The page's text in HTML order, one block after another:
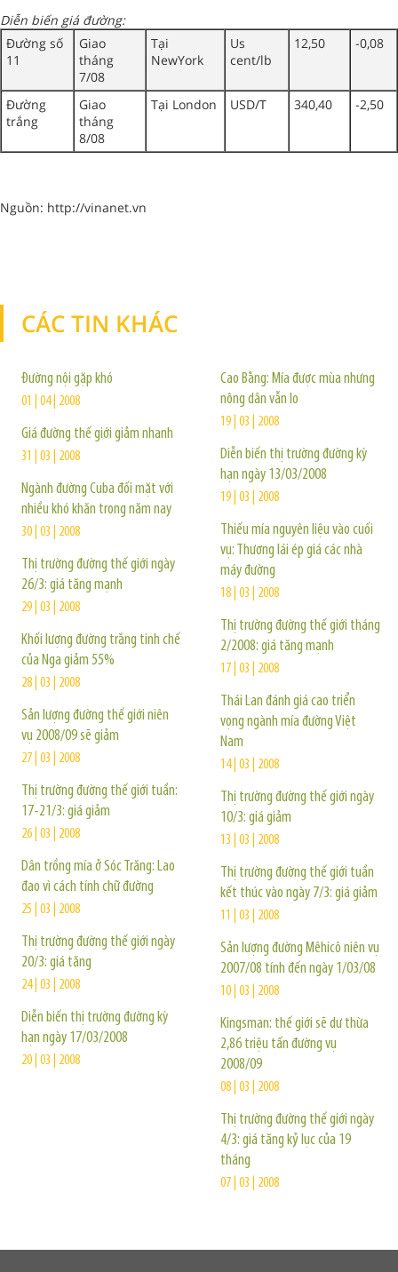
Diễn biến giá đường:
Đường số
11
Giao
tháng
7/08
Tại
NewYork
Us
cent/lb
12,50 -0,08
Đường
trắng
Giao
tháng
8/08
Tại London USD/T 340,40 -2,50
Nguồn: http://vinanet.vn
CÁC TIN KHÁC
Đường nội gặp khó
01 | 04 | 2008
Giá đường thế giới giảm nhanh
31 | 03 | 2008
Ngành đường Cuba đối mặt với
nhiều khó khăn trong năm nay
30 | 03 | 2008
Thị trường đường thế giới ngày
26/3: giá tăng mạnh
29 | 03 | 2008
Khối lượng đường trắng tinh chế
của Nga giảm 55%
28 | 03 | 2008
Sản lượng đường thế giới niên
vụ 2008/09 sẽ giảm
27 | 03 | 2008
Thị trường đường thế giới tuần:
17-21/3: giá giảm
26 | 03 | 2008
Dân trồng mía ở Sóc Trăng: Lao
đao vì cách tính chữ đường
25 | 03 | 2008
Thị trường đường thế giới ngày
20/3: giá tăng
24 | 03 | 2008
Diễn biến thị trường đường kỳ
hạn ngày 17/03/2008
20 | 03 | 2008
Cao Bằng: Mía được mùa nhưng
nông dân vẫn lo
19 | 03 | 2008
Diễn biến thị trường đường kỳ
hạn ngày 13/03/2008
19 | 03 | 2008
Thiếu mía nguyên liệu vào cuối
vụ: Thương lái ép giá các nhà
máy đường
18 | 03 | 2008
Thị trường đường thế giới tháng
2/2008: giá tăng mạnh
17 | 03 | 2008
Thái Lan đánh giá cao triển
vọng ngành mía đường Việt
Nam
14 | 03 | 2008
Thị trường đường thế giới ngày
10/3: giá giảm
13 | 03 | 2008
Thị trường đường thế giới tuần
kết thúc vào ngày 7/3: giá giảm
11 | 03 | 2008
Sản lượng đường Mêhicô niên vụ
2007/08 tính đến ngày 1/03/08
10 | 03 | 2008
Kingsman: thế giới sẽ dư thừa
2,86 triệu tấn đường vụ
2008/09
08 | 03 | 2008
Thị trường đường thế giới ngày
4/3: giá tăng kỷ lục của 19
tháng
07 | 03 | 2008